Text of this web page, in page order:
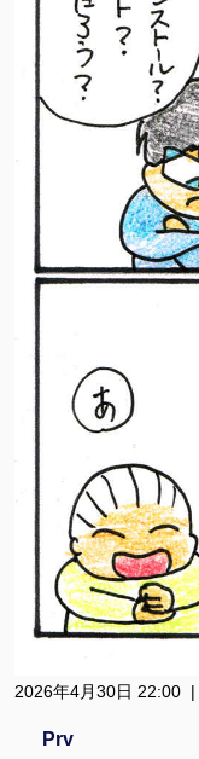
2026年4月30日 22:00 |
Prv